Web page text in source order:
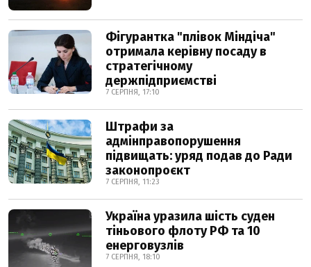
Фігурантка "плівок Міндіча"
отримала керівну посаду в
стратегічному
держпідприємстві
7 СЕРПНЯ, 17:10
Штрафи за
адмінправопорушення
підвищать: уряд подав до Ради
законопроєкт
7 СЕРПНЯ, 11:23
Україна уразила шість суден
тіньового флоту РФ та 10
енерговузлів
7 СЕРПНЯ, 18:10